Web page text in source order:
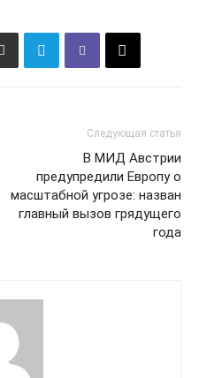
Следующая статья
В МИД Австрии
предупредили Европу о
масштабной угрозе: назван
главный вызов грядущего
года